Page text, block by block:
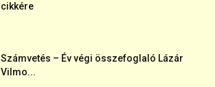
cikkére
Számvetés – Év végi összefoglaló Lázár
Vilmo...